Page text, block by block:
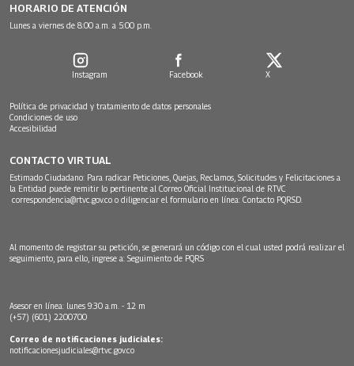
HORARIO DE ATENCIÓN
Lunes a viernes de 8:00 a.m. a 5:00 p.m.
Instagram Facebook X
Política de privacidad y tratamiento de datos personales
Condiciones de uso
Accesibilidad
CONTACTO VIRTUAL
Estimado Ciudadano: Para radicar Peticiones, Quejas, Reclamos, Solicitudes y Felicitaciones a
la Entidad puede remitir lo pertinente al Correo Oficial Institucional de RTVC
correspondencia@rtvc.gov.co o diligenciar el formulario en línea: Contacto PQRSD.
Al momento de registrar su petición, se generará un código con el cual usted podrá realizar el
seguimiento, para ello, ingrese a: Seguimiento de PQRS
Asesor en línea: lunes 9:30 a.m. - 12 m
(+57) (601) 2200700
Correo de notificaciones judiciales:
notificacionesjudiciales@rtvc.gov.co